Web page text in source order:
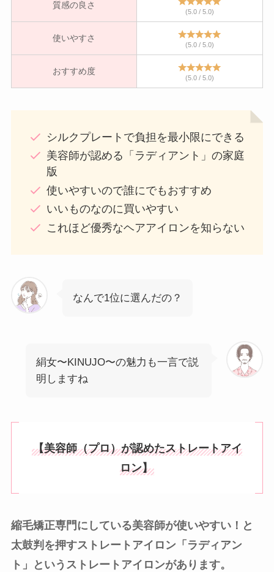
質感の良さ
(5.0 / 5.0)
使いやすさ
(5.0 / 5.0)
おすすめ度
(5.0 / 5.0)
シルクプレートで負担を最小限にできる
美容師が認める「ラディアント」の家庭
版
使いやすいので誰にでもおすすめ
いいものなのに買いやすい
これほど優秀なヘアアイロンを知らない
なんで1位に選んだの？
絹女〜KINUJO〜の魅力も一言で説
明しますね
【美容師（プロ）が認めたストレートアイ
ロン】
縮毛矯正専門にしている美容師が使いやすい！ と
太鼓判を押すストレートアイロン「ラディアン
ト」というストレートアイロンがあります。